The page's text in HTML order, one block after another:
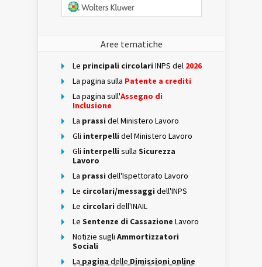
Aree tematiche
Le principali circolari INPS del 2026
La pagina sulla Patente a crediti
La pagina sull'Assegno di
Inclusione
La prassi del Ministero Lavoro
Gli interpelli del Ministero Lavoro
Gli interpelli sulla Sicurezza
Lavoro
La prassi dell'Ispettorato Lavoro
Le circolari/messaggi dell'INPS
Le circolari dell'INAIL
Le Sentenze di Cassazione Lavoro
Notizie sugli Ammortizzatori
Sociali
La pagina delle Dimissioni online